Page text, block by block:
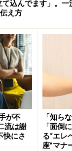
で
」と声をかけられ
」と常に正しい敬
んのこと、社外
わらず、自分から
しさの程度で挨
られなかった相
能性があるから
て込んでます」。
え方
が不
流は謝
快にさ
「知ら
「面倒
る“エレ
座”マナ